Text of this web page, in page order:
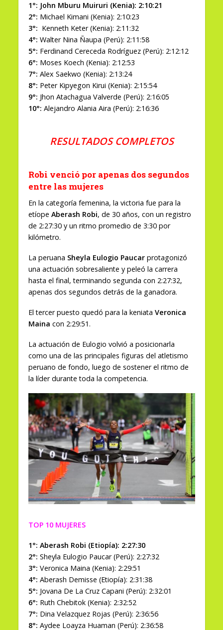
1°: John Mburu Muiruri (Kenia): 2:10:21
2°: Michael Kimani (Kenia): 2:10:23
3°: Kenneth Keter (Kenia): 2:11:32
4°: Walter Nina Ñaupa (Perú): 2:11:58
5°: Ferdinand Cereceda Rodríguez (Perú): 2:12:12
6°: Moses Koech (Kenia): 2:12:53
7°: Alex Saekwo (Kenia): 2:13:24
8°: Peter Kipyegon Kirui (Kenia): 2:15:54
9°: Jhon Atachagua Valverde (Perú): 2:16:05
10°: Alejandro Alania Aira (Perú): 2:16:36
RESULTADOS COMPLETOS
Robi venció por apenas dos segundos
entre las mujeres
En la categoría femenina, la victoria fue para la
etíope Aberash Robi, de 30 años, con un registro
de 2:27:30 y un ritmo promedio de 3:30 por
kilómetro.
La peruana Sheyla Eulogio Paucarprotagonizó
una actuación sobresaliente y peleó la carrera
hasta el final, terminando segunda con 2:27:32,
apenas dos segundos detrás de la ganadora.
El tercer puesto quedó para la keniata Veronica
Maina con 2:29:51.
La actuación de Eulogio volvió a posicionarla
como una de las principales figuras del atletismo
peruano de fondo, luego de sostener el ritmo de
la líder durante toda la competencia.
TOP 10 MUJERES
1°: Aberash Robi (Etiopía): 2:27:30
2°: Sheyla Eulogio Paucar (Perú): 2:27:32
3°: Veronica Maina (Kenia): 2:29:51
4°: Aberash Demisse (Etiopía): 2:31:38
5°: Jovana De La Cruz Capani (Perú): 2:32:01
6°: Ruth Chebitok (Kenia): 2:32:52
7°: Dina Velazquez Rojas (Perú): 2:36:56
8°: Aydee Loayza Huaman (Perú): 2:36:58